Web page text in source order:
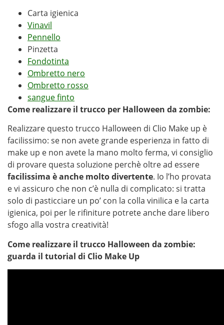
Carta igienica
Vinavil
Pennello
Pinzetta
Fondotinta
Ombretto nero
Ombretto rosso
sangue finto
Come realizzare il trucco per Halloween da zombie:
Realizzare questo trucco Halloween di Clio Make up è
facilissimo: se non avete grande esperienza in fatto di
make up e non avete la mano molto ferma, vi consiglio
di provare questa soluzione perchè oltre ad essere
facilissima è anche molto divertente. Io l’ho provata
e vi assicuro che non c’è nulla di complicato: si tratta
solo di pasticciare un po’ con la colla vinilica e la carta
igienica, poi per le rifiniture potrete anche dare libero
sfogo alla vostra creatività!
Come realizzare il trucco Halloween da zombie:
guarda il tutorial di Clio Make Up